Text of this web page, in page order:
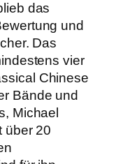
das
und
Das
vier
Chinese
Bände und
Michael
über 20